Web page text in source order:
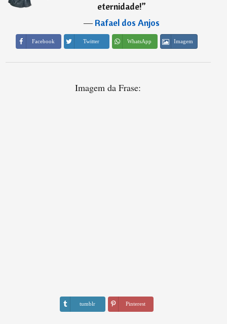
eternidade!”
―Rafael dos Anjos
Facebook Twitter WhatsApp Imagem
Imagem da Frase:
tumblr Pinterest